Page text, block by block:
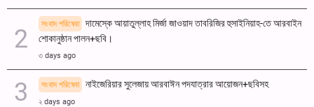
সংবাদ পরিষেবা
দামেস্কে আয়াতুল্লাহ মির্জা জাওয়াদ তাবরিজির হুসাইনিয়াহ-তে আরবাইন
শোকানুষ্ঠান পালন+ছবি।
৩ days ago
সংবাদ পরিষেবা নাইজেরিয়ার সুলেজায় আরবাঈন পদযাত্রার আয়োজন+ছবিসহ
২ days ago